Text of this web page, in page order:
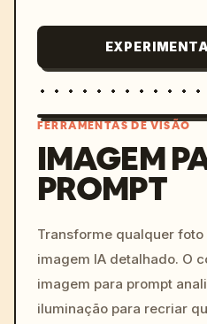
FERRAMENTAS DE VISÃO
IMAGEM
PROMPT
Transforme qualquer
imagem IA detalhado. O
imagem para prompt
iluminação para recriar